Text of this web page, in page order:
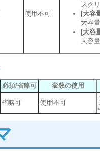
使用不可
スク
[大容
大容
[大容
大容
必須/省略可 変数の使用
省略可 使用不可